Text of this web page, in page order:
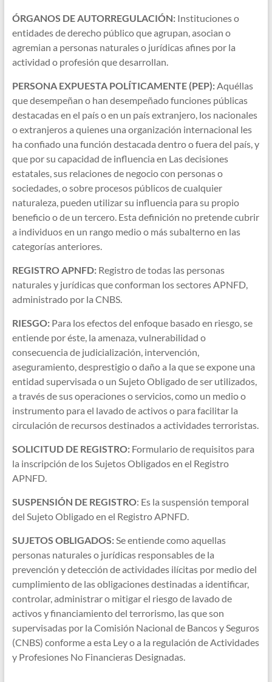
ÓRGANOS DE AUTORREGULACIÓN:Instituciones o
entidades de derecho público que agrupan, asocian o
agremian a personas naturales o jurídicas afines por la
actividad o profesión que desarrollan.
PERSONA EXPUESTA POLÍTICAMENTE (PEP):Aquéllas
que desempeñan o han desempeñado funciones públicas
destacadas en el país o en un país extranjero, los nacionales
o extranjeros a quienes una organización internacional les
ha confiado una función destacada dentro o fuera del país, y
que por su capacidad de influencia en Las decisiones
estatales, sus relaciones de negocio con personas o
sociedades, o sobre procesos públicos de cualquier
naturaleza, pueden utilizar su influencia para su propio
beneficio o de un tercero. Esta definición no pretende cubrir
a individuos en un rango medio o más subalterno en las
categorías anteriores.
REGISTRO APNFD: Registro de todas las personas
naturales y jurídicas que conforman los sectores APNFD,
administrado por la CNBS.
RIESGO:Para los efectos del enfoque basado en riesgo, se
entiende por éste, la amenaza, vulnerabilidad o
consecuencia de judicialización, intervención,
aseguramiento, desprestigio o daño a la que se expone una
entidad supervisada o un Sujeto Obligado de ser utilizados,
a través de sus operaciones o servicios, como un medio o
instrumento para el lavado de activos o para facilitar la
circulación de recursos destinados a actividades terroristas.
SOLICITUD DE REGISTRO:Formulario de requisitos para
la inscripción de los Sujetos Obligados en el Registro
APNFD.
SUSPENSIÓN DE REGISTRO: Es la suspensión temporal
del Sujeto Obligado en el Registro APNFD.
SUJETOS OBLIGADOS:Se entiende como aquellas
personas naturales o jurídicas responsables de la
prevención y detección de actividades ilícitas por medio del
cumplimiento de las obligaciones destinadas a identificar,
controlar, administrar o mitigar el riesgo de lavado de
activos y financiamiento del terrorismo, las que son
supervisadas por la Comisión Nacional de Bancos y Seguros
(CNBS) conforme a esta Ley o a la regulación de Actividades
y Profesiones No Financieras Designadas.